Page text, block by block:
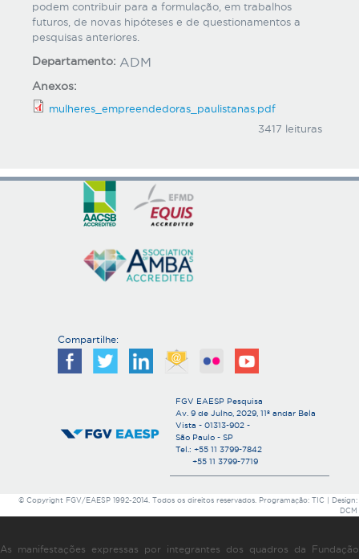
podem contribuir para a formulação, em trabalhos
futuros, de novas hipóteses e de questionamentos a
pesquisas anteriores.
Departamento: ADM
Anexos:
mulheres_empreendedoras_paulistanas.pdf
3417 leituras
Compartilhe:
FGV EAESP Pesquisa
Av. 9 de Julho, 2029, 11º andar Bela
Vista - 01313-902 -
São Paulo - SP
Tel.: +55 11 3799-7842
+55 11 3799-7719
© Copyright FGV/EAESP 1992-2014. Todos os direitos reservados. Programação: TIC | Design:
DCM
As manifestações expressas por integrantes dos quadros da Fundação